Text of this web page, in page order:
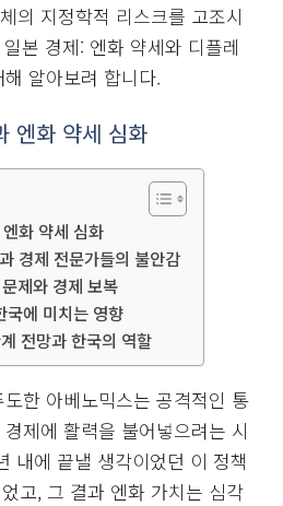
의 지정학적 리스크를 고조시
본 경제: 엔화 약세와 디플레
알아보려 합니다.
엔화 약세 심화
화 약세 심화
경제 전문가들의 불안감
제와 경제 보복
국에 미치는 영향
전망과 한국의 역할
한 아베노믹스는 공격적인 통
제에 활력을 불어넣으려는 시
내에 끝낼 생각이었던 이 정책
고, 그 결과 엔화 가치는 심각